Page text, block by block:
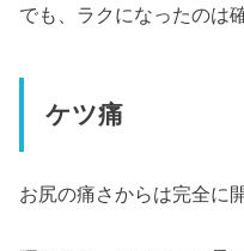
でも、ラクになったのは
ケツ痛
お尻の痛さからは完全に